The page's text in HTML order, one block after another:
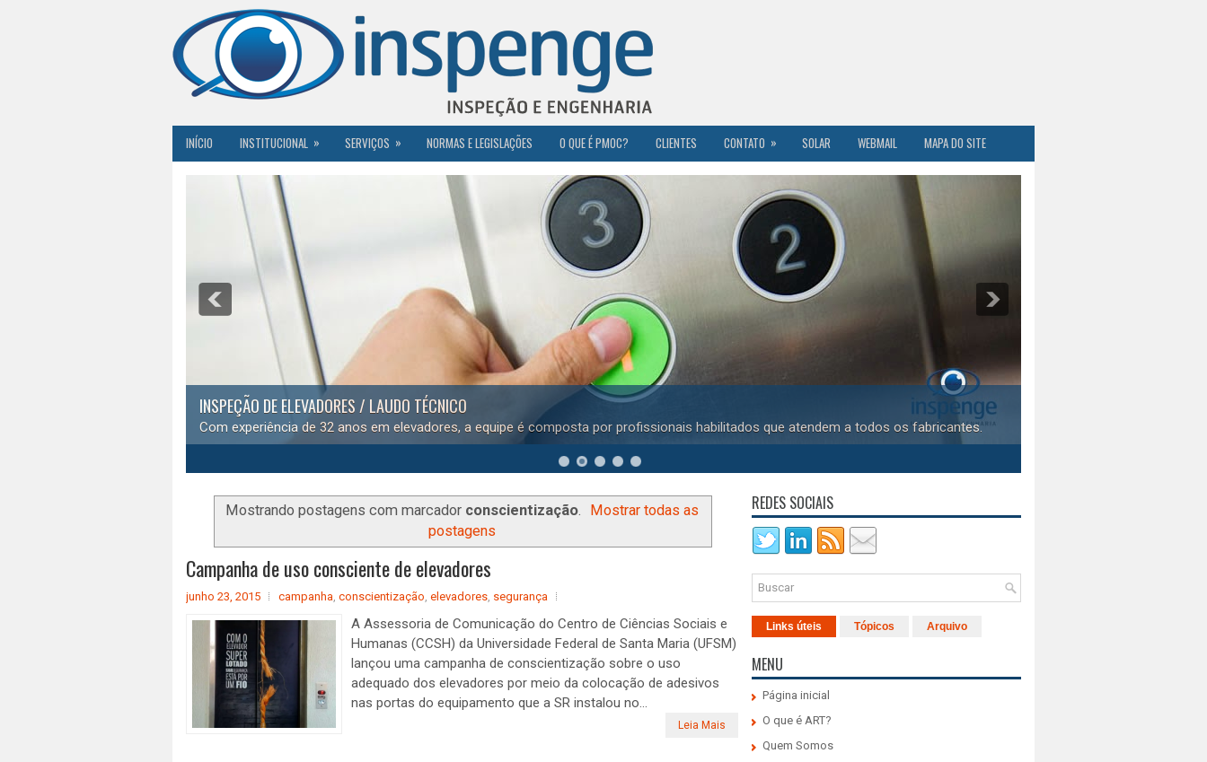
INÍCIO INSTITUCIONAL » SERVIÇOS » NORMAS E LEGISLAÇÕES O QUE É PMOC? CLIENTES CONTATO » SOLAR WEBMAIL MAPA DO SITE
INSPEÇÃO DE ELEVADORES / LAUDO TÉCNICO
Com experiência de 32 anos em elevadores, a equipe é composta por profissionais habilitados que atendem a todos os fabricantes.
Mostrando postagens com marcador conscientização.
Mostrar todas as
postagens
Campanha de uso consciente de elevadores
junho 23, 2015 campanha conscientização elevadores segurança
A Assessoria de Comunicação do Centro de Ciências Sociais e
Humanas (CCSH) da Universidade Federal de Santa Maria (UFSM)
lançou uma campanha de conscientização sobre o uso
adequado dos elevadores por meio da colocação de adesivos
nas portas do equipamento que a SR instalou no...
Leia Mais
REDES SOCIAIS
Links úteis Tópicos Arquivo
MENU
Página inicial
O que é ART?
Quem Somos